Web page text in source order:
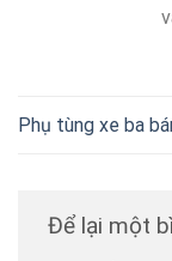
Phụ tùng xe ba
Để lại một